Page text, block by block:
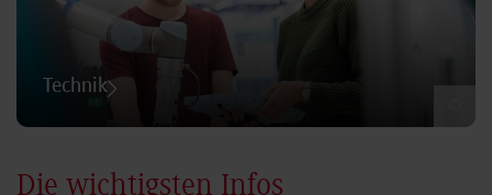
Technik
Die wichtigsten Infos